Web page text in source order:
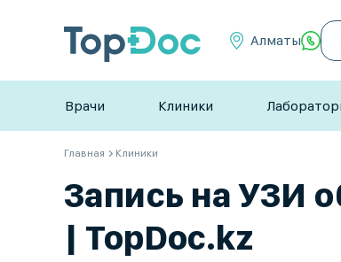
Алматы
Врачи Клиники
Главная Клиники
Запись на УЗИ
| TopDoc.kz